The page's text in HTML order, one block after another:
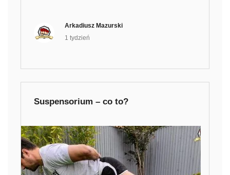
Arkadiusz Mazurski
1 tydzień
Suspensorium – co to?